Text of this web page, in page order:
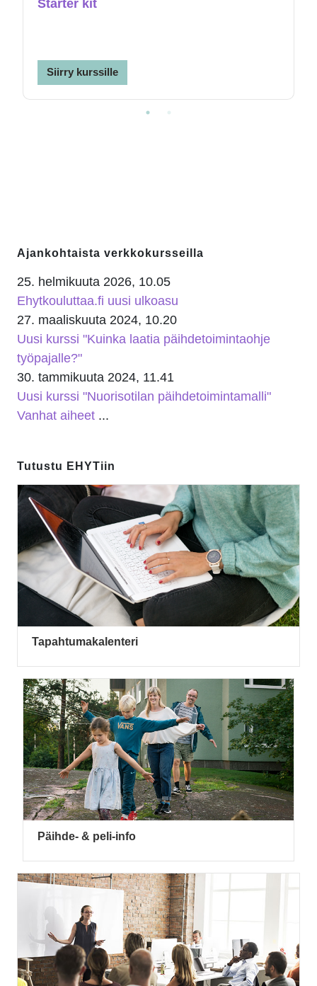
Starter kit
Siirry kurssille
1 2
Ajankohtaista verkkokursseilla
25. helmikuuta 2026, 10.05
Ehytkouluttaa.fi uusi ulkoasu
27. maaliskuuta 2024, 10.20
Uusi kurssi "Kuinka laatia päihdetoimintaohje
työpajalle?"
30. tammikuuta 2024, 11.41
Uusi kurssi "Nuorisotilan päihdetoimintamalli"
Vanhat aiheet ...
Tutustu EHYTiin
Tutustu EHYTiin
Tapahtumakalenteri
Päihde- & peli-info